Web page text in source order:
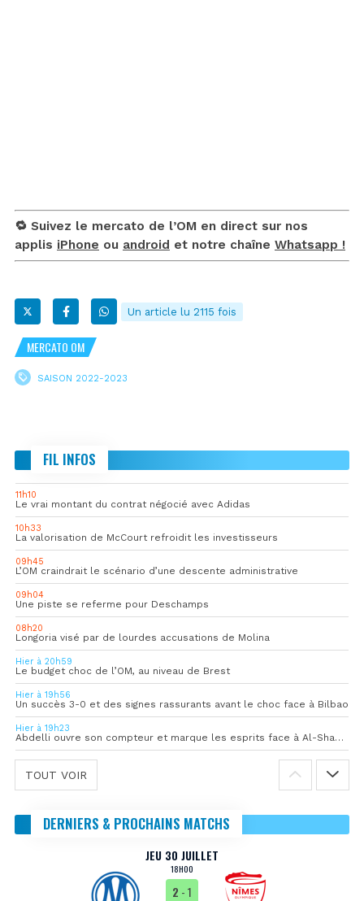
🔁 Suivez le mercato de l’OM en direct sur nos
applis iPhone ou android et notre chaîne Whatsapp !
Un article lu 2115 fois
MERCATO OM
SAISON 2022-2023
FIL INFOS
11h10
Le vrai montant du contrat négocié avec Adidas
10h33
La valorisation de McCourt refroidit les investisseurs
09h45
L’OM craindrait le scénario d’une descente administrative
09h04
Une piste se referme pour Deschamps
08h20
Longoria visé par de lourdes accusations de Molina
Hier à 20h59
Le budget choc de l’OM, au niveau de Brest
Hier à 19h56
Un succès 3-0 et des signes rassurants avant le choc face à Bilbao
Hier à 19h23
Abdelli ouvre son compteur et marque les esprits face à Al-Shahania
TOUT VOIR
DERNIERS & PROCHAINS MATCHS
JEU 30 JUILLET
18H00
2 - 1